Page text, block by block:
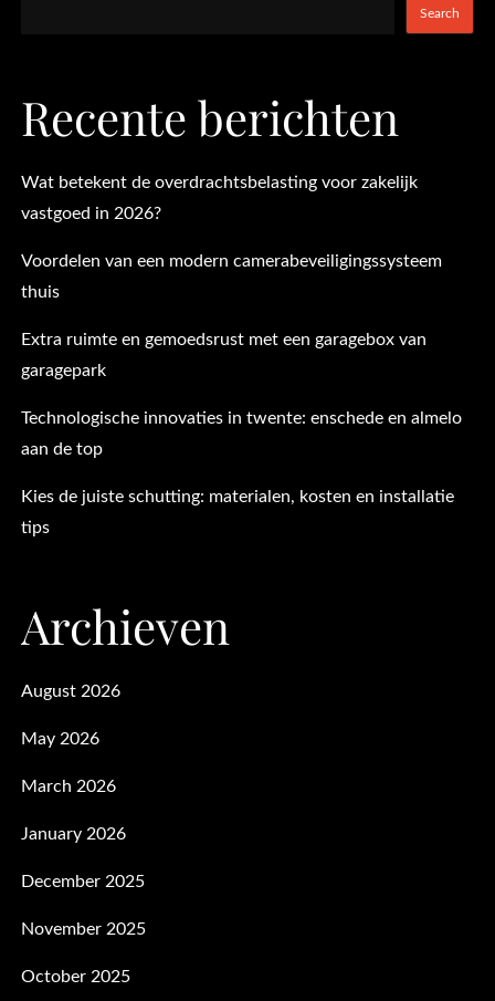
Search
Recente berichten
Wat betekent de overdrachtsbelasting voor zakelijk
vastgoed in 2026?
Voordelen van een modern camerabeveiligingssysteem
thuis
Extra ruimte en gemoedsrust met een garagebox van
garagepark
Technologische innovaties in twente: enschede en almelo
aan de top
Kies de juiste schutting: materialen, kosten en installatie
tips
Archieven
August 2026
May 2026
March 2026
January 2026
December 2025
November 2025
October 2025